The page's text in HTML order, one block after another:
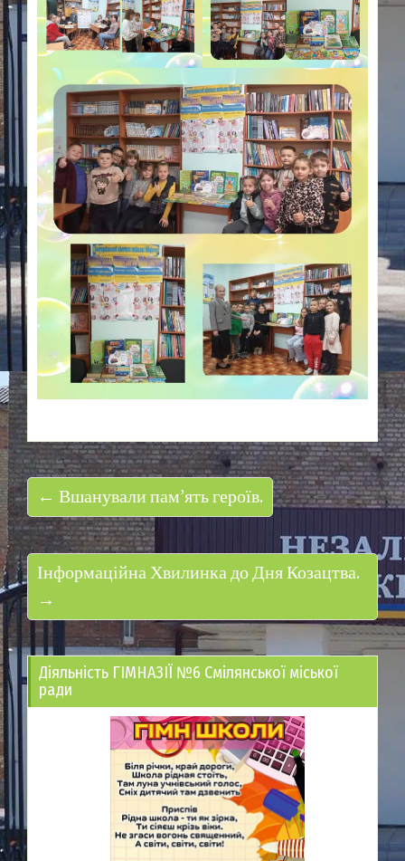
← Вшанували пам’ять героїв.
Інформаційна Хвилинка до Дня Козацтва.
→
Діяльність ГІМНАЗІЇ №6 Смілянської міської
ради